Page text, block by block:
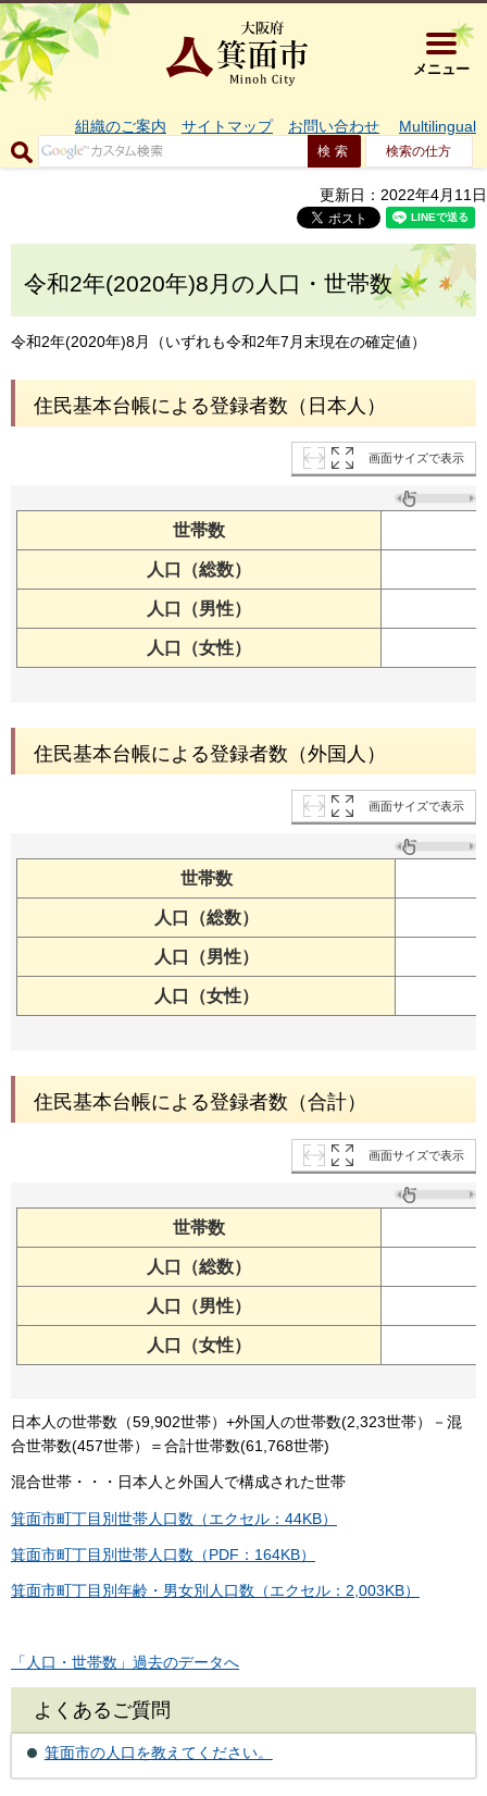
大阪府箕
メニュー
組織のご案内 サイトマップ お問い合わせ Multilingual
検索の仕方
更新日：2022年4月11日
令和2年(2020年)8月の人口・世帯数
令和2年(2020年)8月（いずれも令和2年7月末現在の確定値）
住民基本台帳による登録者数（日本人）
画面サイズで表示
世帯数
人口（総数）
人口（男性）
人口（女性）
住民基本台帳による登録者数（外国人）
画面サイズで表示
世帯数
人口（総数）
人口（男性）
人口（女性）
住民基本台帳による登録者数（合計）
画面サイズで表示
世帯数
人口（総数）
人口（男性）
人口（女性）
日本人の世帯数（59,902世帯）+外国人の世帯数(2,323世帯）－混
合世帯数(457世帯）＝合計世帯数(61,768世帯)
混合世帯・・・日本人と外国人で構成された世帯
箕面市町丁目別世帯人口数（エクセル：44KB）
箕面市町丁目別世帯人口数（PDF：164KB）
箕面市町丁目別年齢・男女別人口数（エクセル：2,003KB）
「人口・世帯数」過去のデータへ
よくあるご質問
箕面市の人口を教えてください。